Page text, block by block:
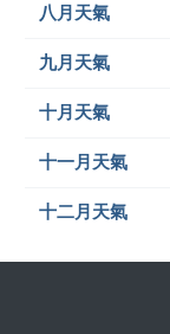
八月天氣
九月天氣
十月天氣
十一月天氣
十二月天氣